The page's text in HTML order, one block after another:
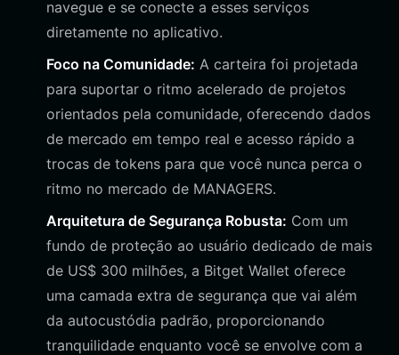
navegue e se conecte a esses serviços
diretamente no aplicativo.
Foco na Comunidade: A carteira foi projetada
para suportar o ritmo acelerado de projetos
orientados pela comunidade, oferecendo dados
de mercado em tempo real e acesso rápido a
trocas de tokens para que você nunca perca o
ritmo no mercado de MANAGERS.
Arquitetura de Segurança Robusta: Com um
fundo de proteção ao usuário dedicado de mais
de US$ 300 milhões, a Bitget Wallet oferece
uma camada extra de segurança que vai além
da autocustódia padrão, proporcionando
tranquilidade enquanto você se envolve com a